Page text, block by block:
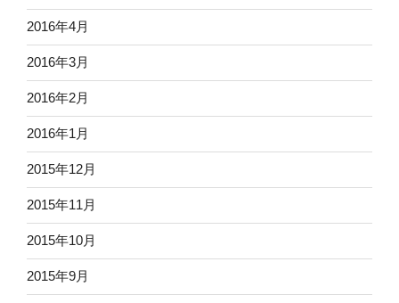
2016年4月
2016年3月
2016年2月
2016年1月
2015年12月
2015年11月
2015年10月
2015年9月